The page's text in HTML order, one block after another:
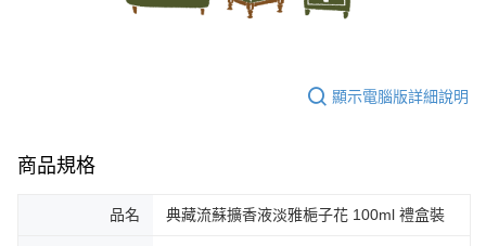
顯示電腦版詳細說明
商品規格
品名 典藏流蘇擴香液淡雅梔子花 100ml 禮盒裝